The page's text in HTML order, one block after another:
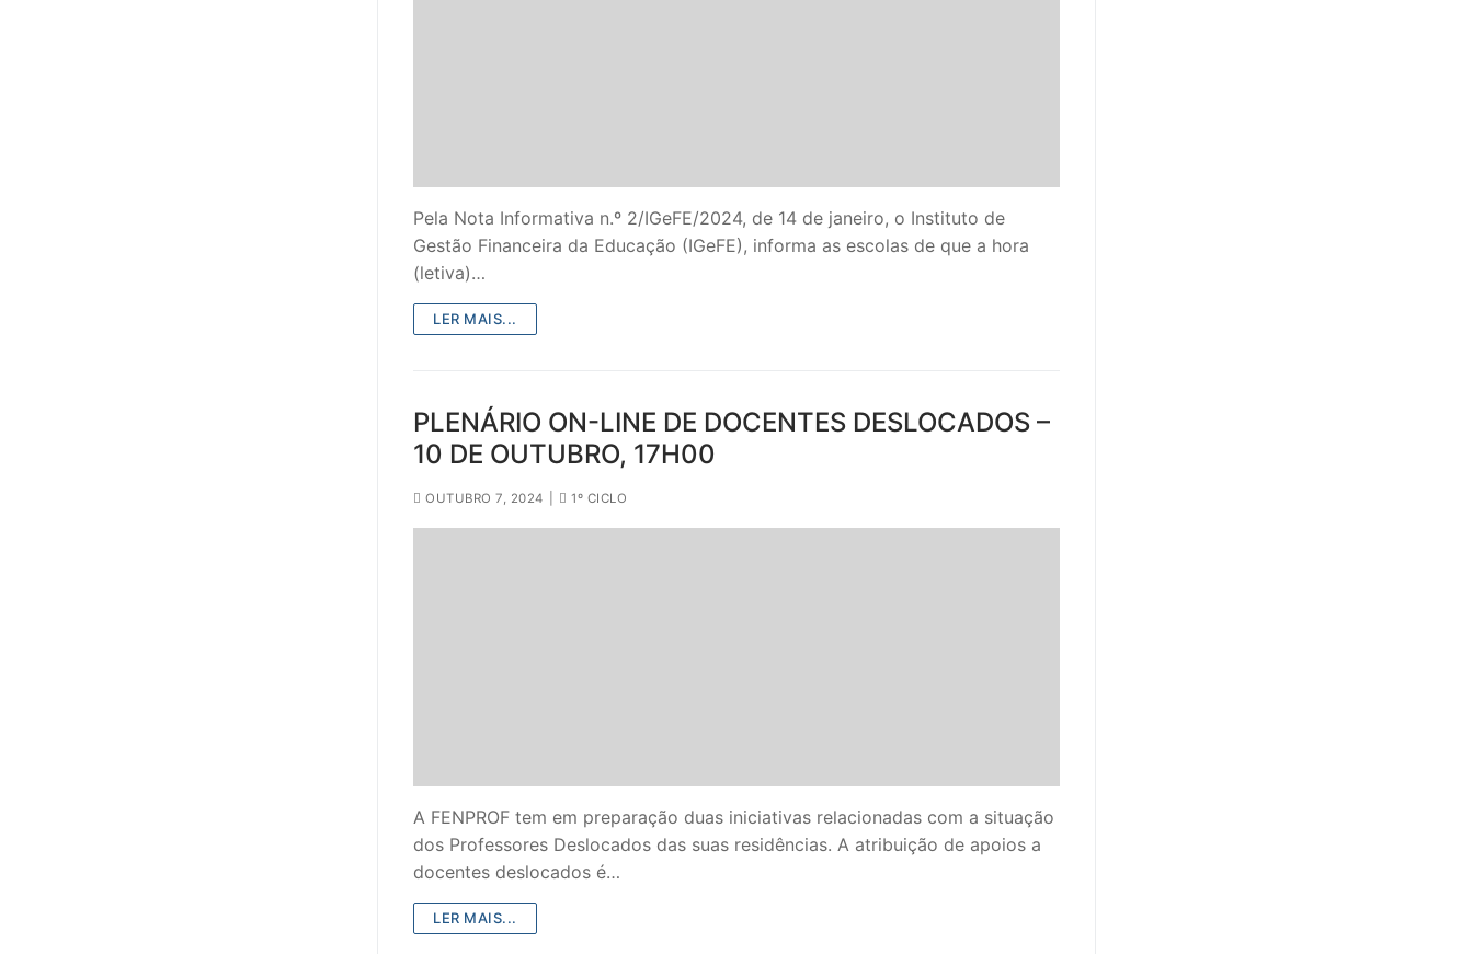
Pela Nota Informativa n.º 2/IGeFE/2024, de 14 de janeiro, o Instituto de
Gestão Financeira da Educação (IGeFE), informa as escolas de que a hora
(letiva)…
LER MAIS...
PLENÁRIO ON-LINE DE DOCENTES DESLOCADOS –
10 DE OUTUBRO, 17H00
OUTUBRO 7, 2024 1º CICLO
A FENPROF tem em preparação duas iniciativas relacionadas com a situação
dos Professores Deslocados das suas residências. A atribuição de apoios a
docentes deslocados é…
LER MAIS...